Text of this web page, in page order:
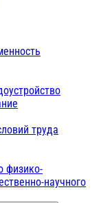
труда
физико-
научного